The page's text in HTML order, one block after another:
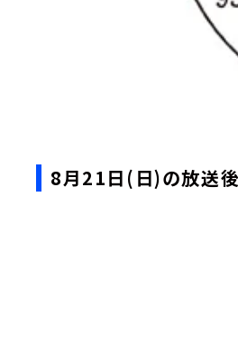
8月21日(日)の放送